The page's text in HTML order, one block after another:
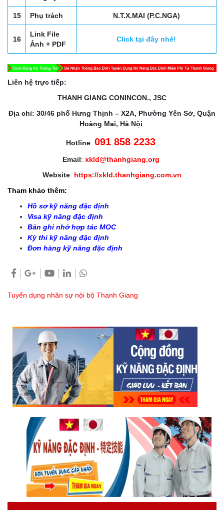
15 Phụ trách N.T.X.MAI (P.C.NGA)
16
Link File
Ảnh + PDF
Click tại đây nhé!
Liên hệ trực tiếp:
THANH GIANG CONINCON., JSC
Địa chỉ: 30/46 phố Hưng Thịnh – X2A, Phường Yên Sở, Quận
Hoàng Mai, Hà Nội
Hotline: 091 858 2233
Email: xkld@thanhgiang.org
Website: https://xkld.thanhgiang.com.vn
Tham khảo thêm:
Hồ sơ kỹ năng đặc định
Visa kỹ năng đặc định
Bản ghi nhớ hợp tác MOC
Kỳ thi kỹ năng đặc định
Đơn hàng kỹ năng đặc định
Tuyển dụng nhân sự nội bộ Thanh Giang